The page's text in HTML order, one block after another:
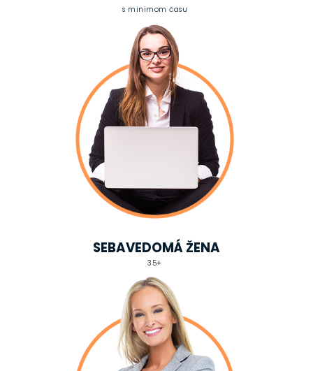
s minimom času
SEBAVEDOMÁ ŽENA
35+